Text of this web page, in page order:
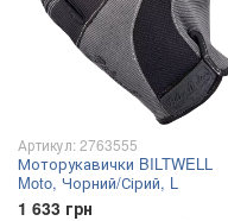
Артикул: 2763555
Моторукавички BILTWELL
Moto, Чорний/Сірий, L
1 633 грн